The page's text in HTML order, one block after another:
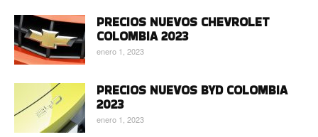
PRECIOS NUEVOS CHEVROLET
COLOMBIA 2023
enero 1, 2023
PRECIOS NUEVOS BYD COLOMBIA
2023
enero 1, 2023